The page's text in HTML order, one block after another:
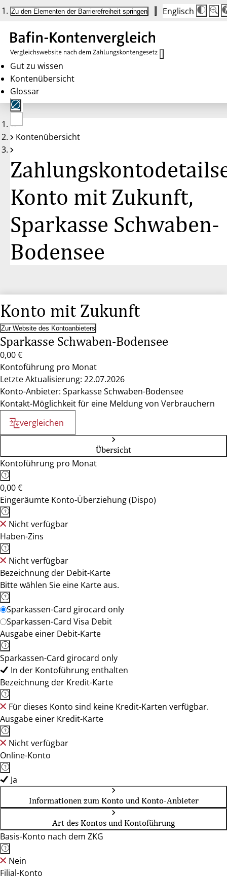
Zu den Elementen der Barrierefreiheit springen Englisch
Die
auf
100
100
Gut zu wissen
Kontenübersicht
Glossar
Keine
Konten
Kontenübersicht
Konto mit Zukunft,
Sparkasse Schwaben-
Bodensee
Konto mit Zukunft
Zur Website des Kontoanbieters
Sparkasse Schwaben-Bodensee
0,00 €
Kontoführung pro Monat
Letzte Aktualisierung: 22.07.2026
Konto-Anbieter: Sparkasse Schwaben-Bodensee
Kontakt-Möglichkeit für eine Meldung von Verbrauchern
vergleichen
Übersicht
Kontoführung pro Monat
0,00 €
Eingeräumte Konto-Überziehung (Dispo)
Nicht verfügbar
Haben-Zins
Nicht verfügbar
Bezeichnung der Debit-Karte
Bitte wählen Sie eine Karte aus.
Sparkassen-Card girocard only
Sparkassen-Card Visa Debit
Ausgabe einer Debit-Karte
Sparkassen-Card girocard only
In der Kontoführung enthalten
Bezeichnung der Kredit-Karte
Für dieses Konto sind keine Kredit-Karten verfügbar.
Ausgabe einer Kredit-Karte
Nicht verfügbar
Online-Konto
Ja
Informationen zum Konto und Konto-Anbieter
Art des Kontos und Kontoführung
Basis-Konto nach dem ZKG
Nein
Filial-Konto